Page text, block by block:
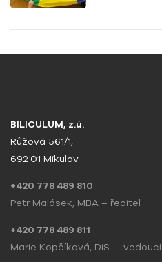
BILICULUM, z.ú.
Růžová 561/1,
692 01 Mikulov
+420 778 489 810
Petr Malásek, MBA – ředitel
+420 778 489 811
Marie Kopčíková, DiS. – vedoucí